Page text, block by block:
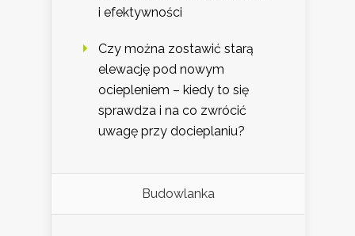
i efektywności
Czy można zostawić starą
elewację pod nowym
ociepleniem – kiedy to się
sprawdza i na co zwrócić
uwagę przy docieplaniu?
Budowlanka